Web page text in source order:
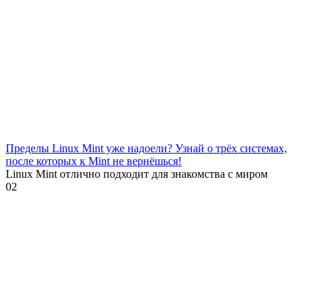
Пределы Linux Mint уже надоели? Узнай о трёх системах,
после которых к Mint не вернёшься!
Linux Mint отлично подходит для знакомства с миром
02